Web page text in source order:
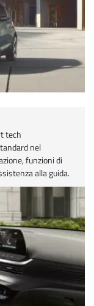
tech
nel
funzioni di
alla guida.